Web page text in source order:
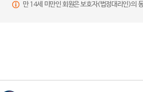
만 14세 미만인 회원은 보호자(법정대리인)의